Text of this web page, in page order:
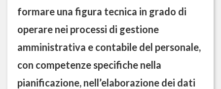
formare una figura tecnica in grado di
operare nei processi di gestione
amministrativa e contabile del personale,
con competenze specifiche nella
pianificazione, nell’elaborazione dei dati